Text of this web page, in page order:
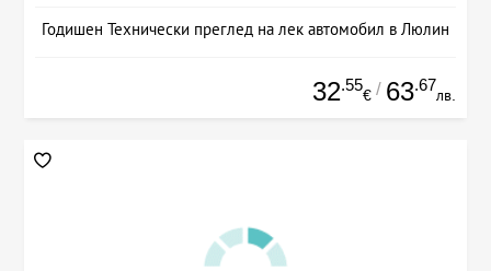
Годишен Технически преглед на лек автомобил в Люлин
32.55
€ / 63.67
лв.